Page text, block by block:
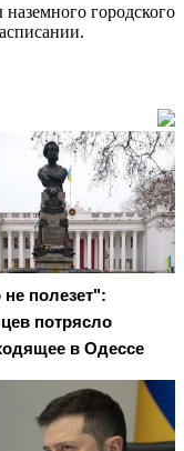
городского
полезет":
потрясло
в Одессе